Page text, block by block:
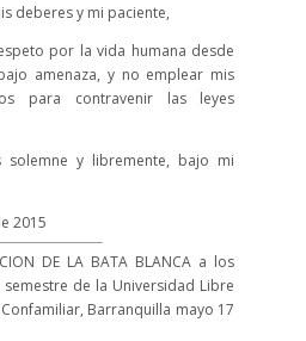
deberes y mi paciente,
por la vida humana desde
amenaza, y no emplear mis
para contravenir las leyes
solemne y libremente, bajo mi
2015
DE LA BATA BLANCA a los
de la Universidad Libre
Barranquilla mayo 17